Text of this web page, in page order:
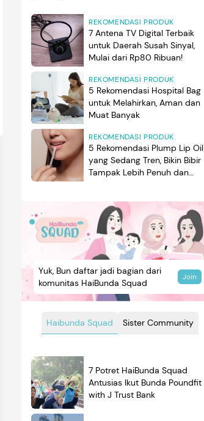
REKOMENDASI PRODUK
7 Antena TV Digital Terbaik
untuk Daerah Susah Sinyal,
Mulai dari Rp80 Ribuan!
REKOMENDASI PRODUK
5 Rekomendasi Hospital Bag
untuk Melahirkan, Aman dan
Muat Banyak
REKOMENDASI PRODUK
5 Rekomendasi Plump Lip Oil
yang Sedang Tren, Bikin Bibir
Tampak Lebih Penuh dan
Haibunda Squad Sister Community
Yuk, Bun daftar jadi bagian dari
komunitas HaiBunda Squad
Join
7 Potret HaiBunda Squad
Antusias Ikut Bunda Poundfit
with J Trust Bank